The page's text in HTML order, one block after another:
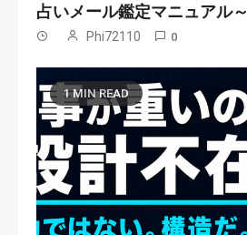
占いメール鑑定マニュアル～
Phi72110 0
1 MIN READ